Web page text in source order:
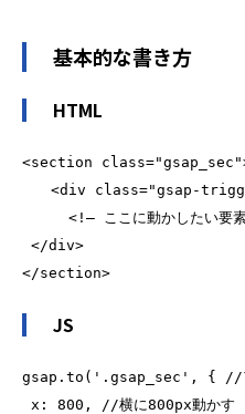
基本的な書き方
HTML
<section
<div class="gsap-
<!― ここに動かしたい要
</div>
</section>
JS
gsap.to('.gsap_sec', { //アニ
x: 800, //横に800px動かす